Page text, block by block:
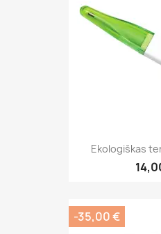
Ekologiškas
-35,00 €